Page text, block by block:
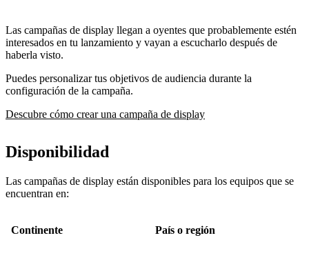
Las campañas de display llegan a oyentes que probablemente estén
interesados en tu lanzamiento y vayan a escucharlo después de
haberla visto.
Puedes personalizar tus objetivos de audiencia durante la
configuración de la campaña.
Descubre cómo crear una campaña de display
Disponibilidad
Las campañas de display están disponibles para los equipos que se
encuentran en:
Continente País o región